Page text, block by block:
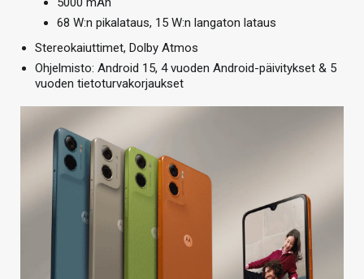
68 W:n pikalataus, 15 W:n langaton lataus
Stereokaiuttimet, Dolby Atmos
Ohjelmisto: Android 15, 4 vuoden Android-päivitykset & 5
vuoden tietoturvakorjaukset